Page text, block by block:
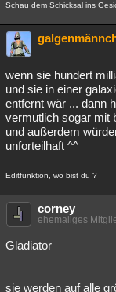
Schau dem Schicksal ins
wenn sie hundert
und sie in einer
entfernt wär ... dann
vermutlich sogar mit
und außerdem
unforteilhaft ^^
Editfunktion, wo bist du ?
corney
ehemaliges
Gladiator
sie werden auf alle